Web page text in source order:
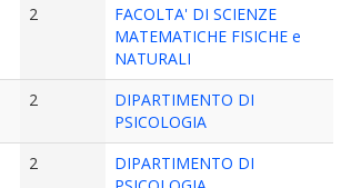
2
FACOLTA' DI SCIENZE
MATEMATICHE FISICHE e
NATURALI
2
DIPARTIMENTO DI
PSICOLOGIA
2
DIPARTIMENTO DI